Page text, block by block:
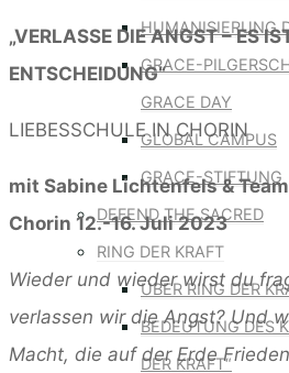
HUMANISIERUNG
GRACE-
GRACE DAY
GLOBAL CAMPUS
GRACE-STIFTUNG
DEFEND THE SACRED
RING DER KRAFT
ÜBER RING DER
BEDEUTUNG DES
DER KRAFT“
„VERLASSE DIE ANGST – ES
ENTSCHEIDUNG“
LIEBESSCHULE IN CHORIN
mit Sabine Lichtenfels &
Chorin 12.-16. Juli 2023
Wieder und wieder wirst du
verlassen wir die Angst? Und
Macht, die auf der Erde